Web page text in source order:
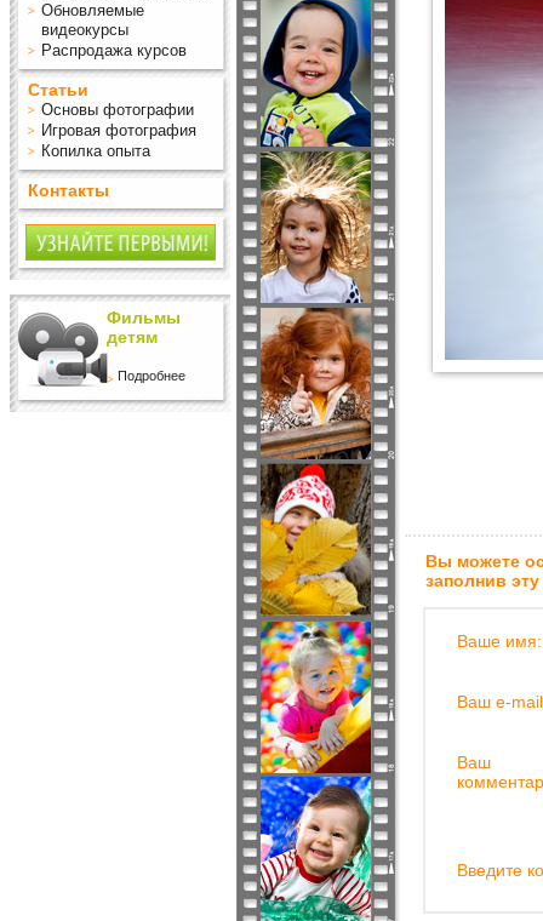
Обновляемые
видеокурсы
Распродажа курсов
Статьи
Основы фотографии
Игровая фотография
Копилка опыта
Контакты
Фильмы
детям
Подробнее
Вы можете
заполнив
Ваше имя:
Ваш e-
Ваш
Введите